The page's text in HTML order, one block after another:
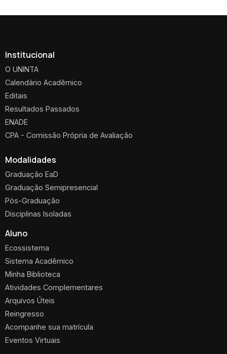
Institucional
O UNINTA
Calendário Acadêmico
Editais
Resultados Passados
ENADE
CPA - Comissão Própria de Avaliação
Modalidades
Graduação EaD
Graduação Semipresencial
Pós-Graduação
Disciplinas Isoladas
Aluno
Ecossistema
Sistema Acadêmico
Minha Biblioteca
Atividades Complementares
Arquivos Úteis
Reingresso
Acompanhe sua matrícula
Eventos Virtuais